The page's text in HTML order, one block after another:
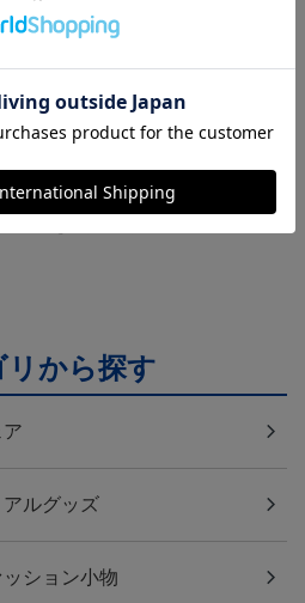
いにオススメ！どの選手が当たる
リから探す
ルグッズ
ション小物